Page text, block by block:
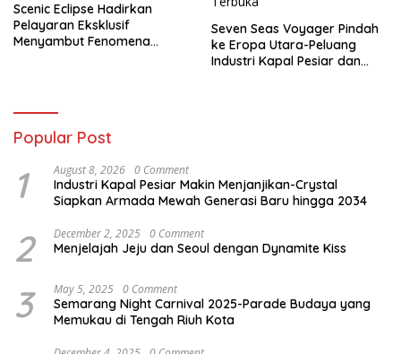
Scenic Eclipse Hadirkan
Pelayaran Eksklusif
Menyambut Fenomena
Seven Seas Voyager Pindah
ke Eropa Utara-Peluang
Industri Kapal Pesiar dan
Popular Post
1 August 8, 2026 0 Comment
Industri Kapal Pesiar Makin Menjanjikan-Crystal
Siapkan Armada Mewah Generasi Baru hingga 2034
2 December 2, 2025 0 Comment
Menjelajah Jeju dan Seoul dengan Dynamite Kiss
3 May 5, 2025 0 Comment
Semarang Night Carnival 2025-Parade Budaya yang
Memukau di Tengah Riuh Kota